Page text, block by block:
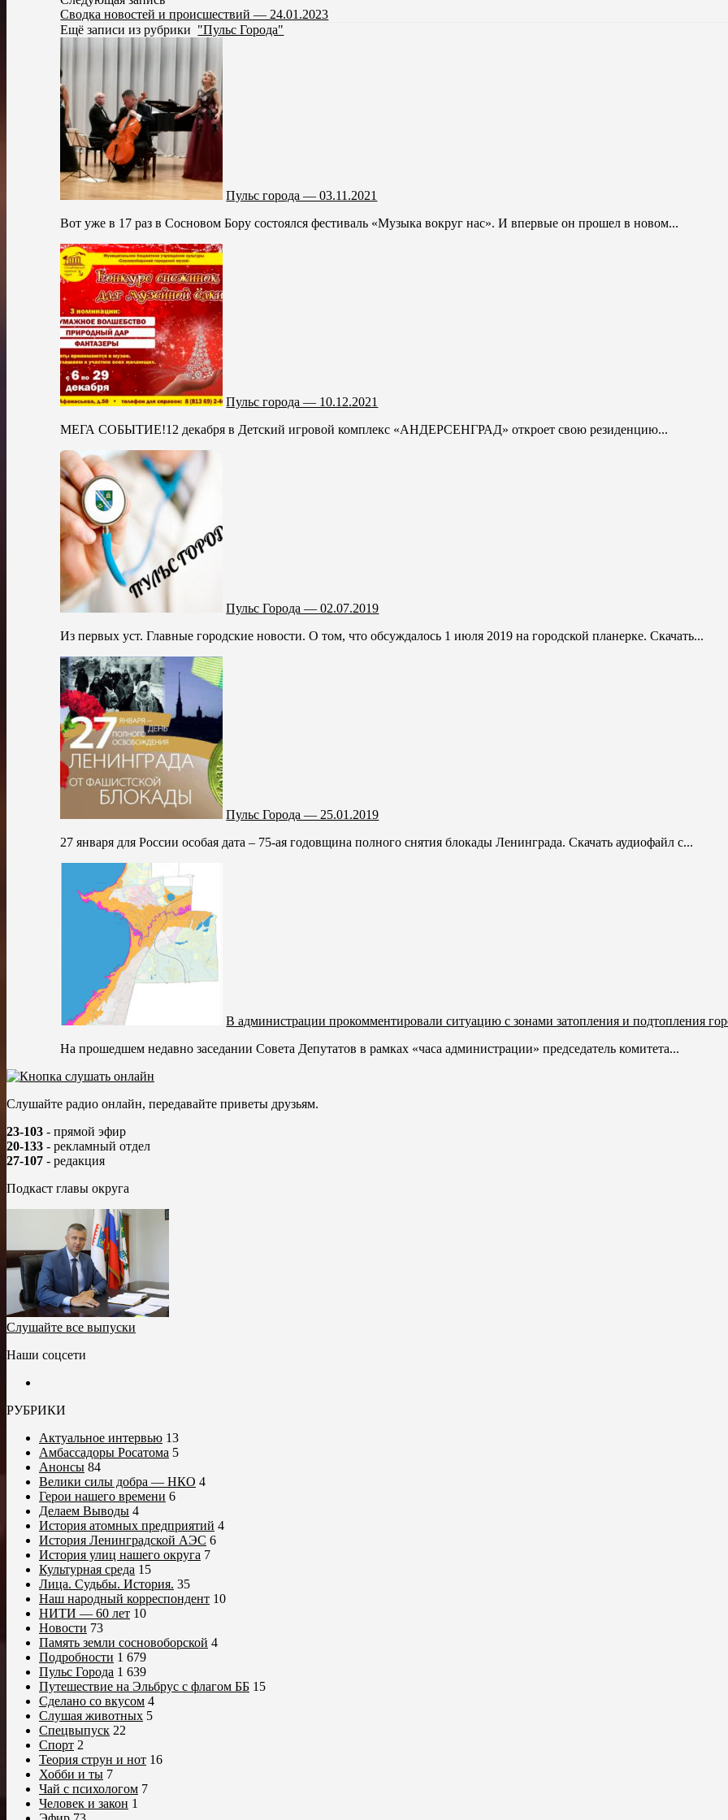
Сводка новостей и происшествий — 24.01.2023
Ещё записи из рубрики "Пульс Города"
Пульс города — 03.11.2021
Вот уже в 17 раз в Сосновом Бору состоялся фестиваль «Музыка вокруг нас». И впервые он прошел в новом...
Пульс города — 10.12.2021
МЕГА СОБЫТИЕ!12 декабря в Детский игровой комплекс «АНДЕРСЕНГРАД» откроет свою резиденцию...
Пульс Города — 02.07.2019
Из первых уст. Главные городские новости. О том, что обсуждалось 1 июля 2019 на городской планерке. Скачать...
Пульс Города — 25.01.2019
27 января для России особая дата – 75-ая годовщина полного снятия блокады Ленинграда. Скачать аудиофайл с...
В администрации прокомментировали ситуацию с зонами затопления и подтопления
На прошедшем недавно заседании Совета Депутатов в рамках «часа администрации» председатель комитета...
Слушайте радио онлайн, передавайте приветы друзьям.
23-103 - прямой эфир
20-133 - рекламный отдел
27-107 - редакция
Подкаст главы округа
Слушайте все выпуски
Наши соцсети
РУБРИКИ
Актуальное интервью 13
Амбассадоры Росатома 5
Анонсы 84
Велики силы добра — НКО 4
Герои нашего времени 6
Делаем Выводы 4
История атомных предприятий 4
История Ленинградской АЭС 6
История улиц нашего округа 7
Культурная среда 15
Лица. Судьбы. История. 35
Наш народный корреспондент 10
НИТИ — 60 лет 10
Новости 73
Память земли сосновоборской 4
Подробности 1 679
Пульс Города 1 639
Путешествие на Эльбрус с флагом ББ 15
Сделано со вкусом 4
Слушая животных 5
Спецвыпуск 22
Спорт 2
Теория струн и нот 16
Хобби и ты 7
Чай с психологом 7
Человек и закон 1